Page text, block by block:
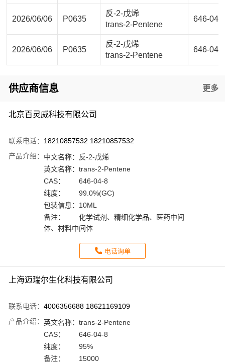
2026/06/06 P0635
反-2-戊烯
trans-2-Pentene
646-04-
2026/06/06 P0635
反-2-戊烯
trans-2-Pentene
646-04-
供应商信息 更多
北京百灵威科技有限公司
联系电话： 18210857532 18210857532
产品介绍： 中文名称： 反-2-戊烯
英文名称： trans-2-Pentene
CAS：
646-04-8
纯度：
99.0%(GC)
包装信息： 10ML
备注：
化学试剂、精细化学品、医药中间
体、材料中间体
电话询单
上海迈瑞尔生化科技有限公司
联系电话： 4006356688 18621169109
产品介绍： 英文名称： trans-2-Pentene
CAS：
646-04-8
纯度：
95%
备注：
15000